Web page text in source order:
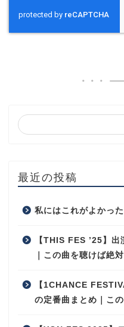
最近の投稿
私にはこれがよかっ
【THIS FES ’25】
｜この曲を聴けば絶
【1CHANCE
の定番曲まとめ｜こ